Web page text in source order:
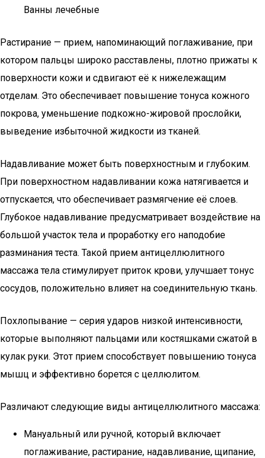
Ванны лечебные
Растирание — прием, напоминающий поглаживание, при
котором пальцы широко расставлены, плотно прижаты к
поверхности кожи и сдвигают её к нижележащим
отделам. Это обеспечивает повышение тонуса кожного
покрова, уменьшение подкожно-жировой прослойки,
выведение избыточной жидкости из тканей.
Надавливание может быть поверхностным и глубоким.
При поверхностном надавливании кожа натягивается и
отпускается, что обеспечивает размягчение её слоев.
Глубокое надавливание предусматривает воздействие на
большой участок тела и проработку его наподобие
разминания теста. Такой прием антицеллюлитного
массажа тела стимулирует приток крови, улучшает тонус
сосудов, положительно влияет на соединительную ткань.
Похлопывание — серия ударов низкой интенсивности,
которые выполняют пальцами или костяшками сжатой в
кулак руки. Этот прием способствует повышению тонуса
мышц и эффективно борется с целлюлитом.
Различают следующие виды антицеллюлитного массажа:
Мануальный или ручной, который включает
поглаживание, растирание, надавливание, щипание,